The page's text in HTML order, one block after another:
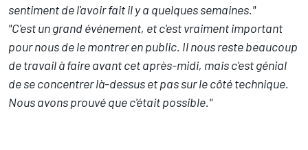
sentiment de l'avoir fait il y a quelques semaines."
"C'est un grand événement, et c'est vraiment important
pour nous de le montrer en public. Il nous reste beaucoup
de travail à faire avant cet après-midi, mais c'est génial
de se concentrer là-dessus et pas sur le côté technique.
Nous avons prouvé que c'était possible."